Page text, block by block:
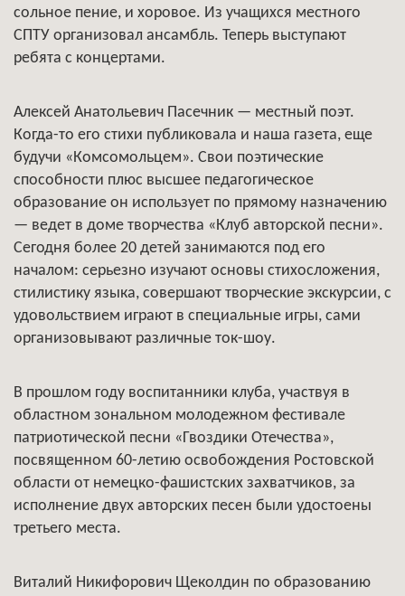
сольное пение, и хоровое. Из учащихся местного
СПТУ организовал ансамбль. Теперь выступают
ребята с концертами.
Алексей Анатольевич Пасечник — местный поэт.
Когда-то его стихи публиковала и наша газета, еще
будучи «Комсомольцем». Свои поэтические
способности плюс высшее педагогическое
образование он использует по прямому назначению
— ведет в доме творчества «Клуб авторской песни».
Сегодня более 20 детей занимаются под его
началом: серьезно изучают основы стихосложения,
стилистику языка, совершают творческие экскурсии, с
удовольствием играют в специальные игры, сами
организовывают различные ток-шоу.
В прошлом году воспитанники клуба, участвуя в
областном зональном молодежном фестивале
патриотической песни «Гвоздики Отечества»,
посвященном 60-летию освобождения Ростовской
области от немецко-фашистских захватчиков, за
исполнение двух авторских песен были удостоены
третьего места.
Виталий Никифорович Щеколдин по образованию